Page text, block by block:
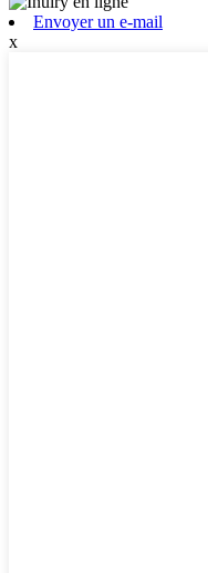
Envoyer un e-mail
x